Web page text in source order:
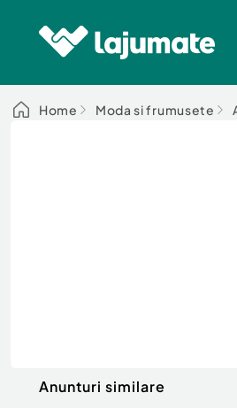
Home Moda si frumusete
Anunturi similare